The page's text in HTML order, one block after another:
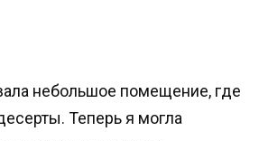
небольшое помещение, где
Теперь я могла